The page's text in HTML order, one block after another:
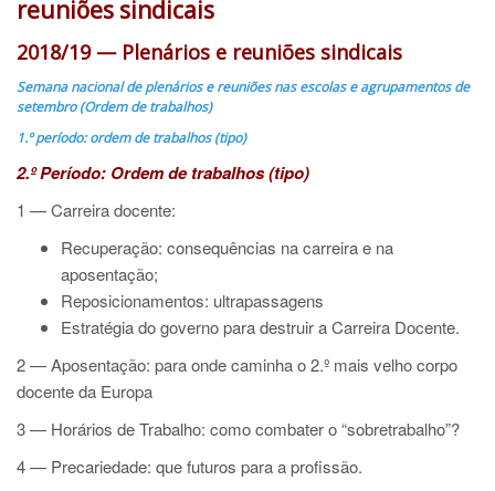
reuniões sindicais
2018/19 — Plenários e reuniões sindicais
Semana nacional de plenários e reuniões nas escolas e agrupamentos de
setembro (Ordem de trabalhos)
1.º período: ordem de trabalhos (tipo)
2.º Período: Ordem de trabalhos (tipo)
1 — Carreira docente:
Recuperação: consequências na carreira e na
aposentação;
Reposicionamentos: ultrapassagens
Estratégia do governo para destruir a Carreira Docente.
2 — Aposentação: para onde caminha o 2.º mais velho corpo
docente da Europa
3 — Horários de Trabalho: como combater o “sobretrabalho”?
4 — Precariedade: que futuros para a profissão.